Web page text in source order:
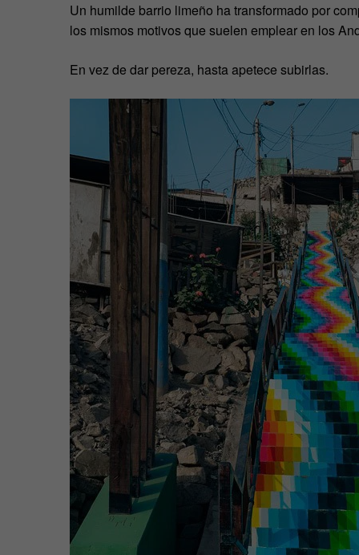
Un humilde barrio limeño ha transformado por
los mismos motivos que suelen emplear en los
En vez de dar pereza, hasta apetece subirlas.